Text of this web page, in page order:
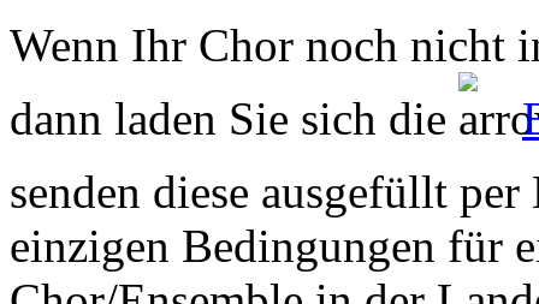
Wenn Ihr Chor noch nicht
dann laden Sie sich die
senden diese ausgefüllt
einzigen Bedingungen für